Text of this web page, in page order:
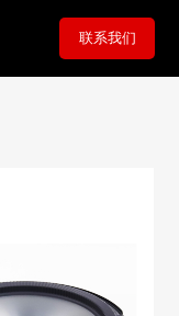
联系我们